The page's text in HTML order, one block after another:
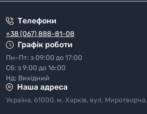
Телефони
+38 (067) 888-81-08
Графік роботи
Пн-Пт: з 09:00 до 17:00
Сб: з 9:00 до 16:00
Нд: Вихідний
Наша адреса
Україна, 61000, м. Харків, вул.